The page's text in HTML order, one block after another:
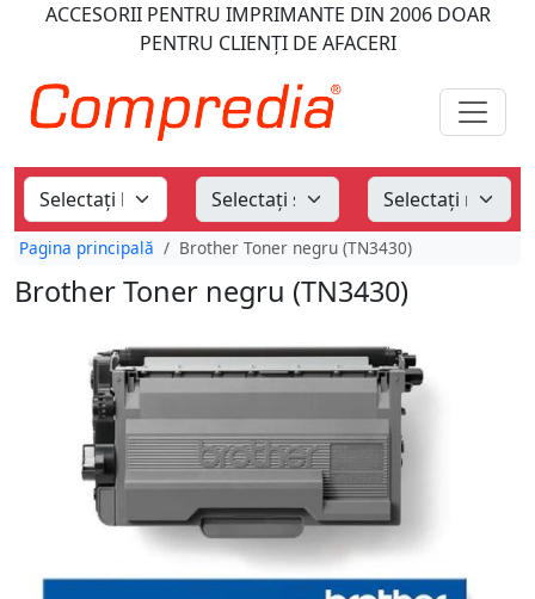
ACCESORII PENTRU IMPRIMANTE DIN 2006DOAR
PENTRU CLIENȚI DE AFACERI
Pagina principală Brother Toner negru (TN3430)
Brother Toner negru (TN3430)